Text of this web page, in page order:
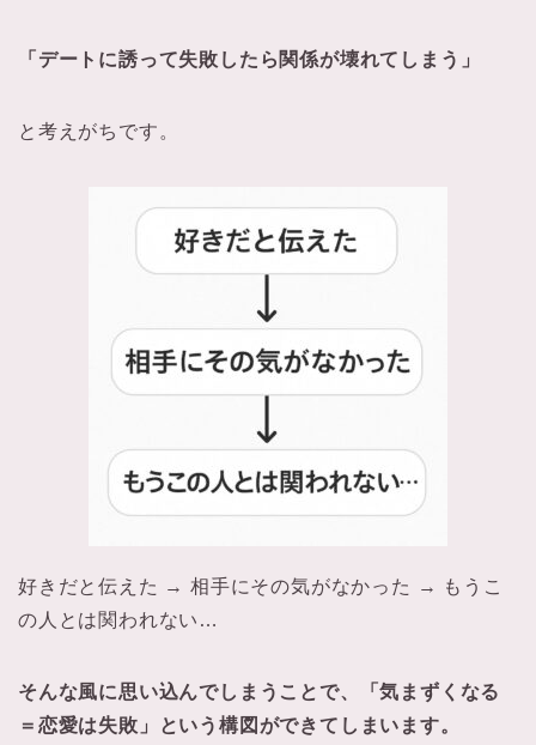
「デートに誘って失敗したら関係が壊れてしまう」
と考えがちです。
好きだと伝えた → 相手にその気がなかった → もうこ
の人とは関われない…
そんな風に思い込んでしまうことで、「気まずくなる
＝恋愛は失敗」という構図ができてしまいます。